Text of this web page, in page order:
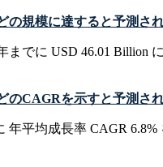
の規模に達すると予測さ
までに USD 46.01 Billion
のCAGRを示すと予測さ
年平均成長率 CAGR